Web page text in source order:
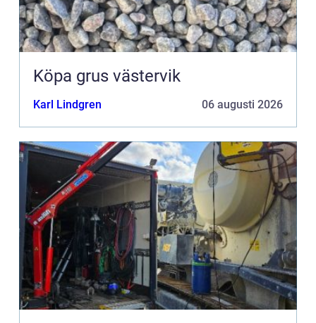
Köpa grus västervik
Karl Lindgren 06 augusti 2026